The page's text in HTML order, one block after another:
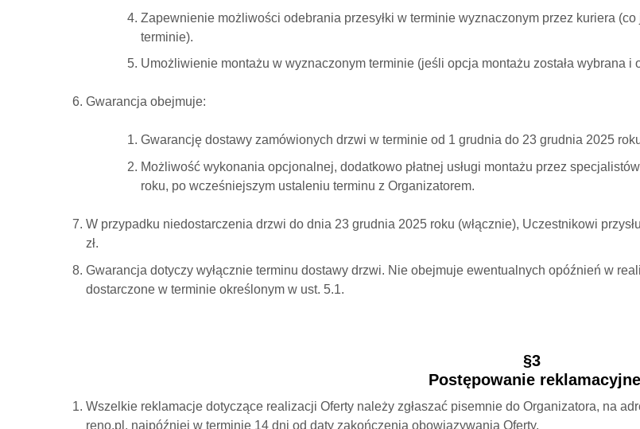
Zapewnienie możliwości odebrania przesyłki w terminie wyznaczonym przez kuriera
terminie).
Umożliwienie montażu w wyznaczonym terminie (jeśli opcja montażu została wybrana i
Gwarancja obejmuje:
Gwarancję dostawy zamówionych drzwi w terminie od 1 grudnia do 23 grudnia 2025
Możliwość wykonania opcjonalnej, dodatkowo płatnej usługi montażu przez
roku, po wcześniejszym ustaleniu terminu z Organizatorem.
W przypadku niedostarczenia drzwi do dnia 23 grudnia 2025 roku (włącznie), Uczestnikowi
zł.
Gwarancja dotyczy wyłącznie terminu dostawy drzwi. Nie obejmuje ewentualnych opóźnień w
dostarczone w terminie określonym w ust. 5.1.
§3
Postępowanie reklamacyjne
Wszelkie reklamacje dotyczące realizacji Oferty należy zgłaszać pisemnie do Organizatora, na
reno.pl, najpóźniej w terminie 14 dni od daty zakończenia obowiązywania Oferty.